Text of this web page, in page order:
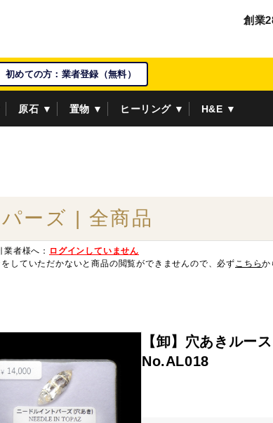
創業
初めての方：業者登録（無料）
原石 ▼ 置物 ▼ ヒーリング ▼ H&E ▼
パーズ | 全商品
者様へ： ログインしていません
をしていただかないと商品の閲覧ができませんので、必ずこちらか
【卸】穴あきルー
No.AL018